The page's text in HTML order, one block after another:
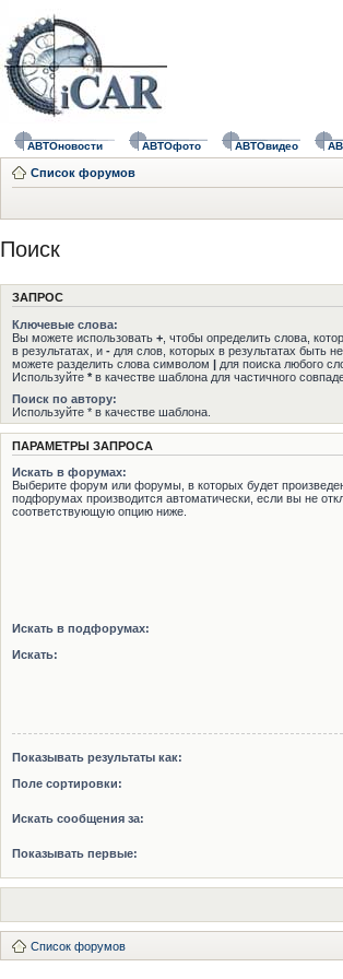
АВТОновости АВТОфото АВТОвидео
Список форумов
Поиск
ЗАПРОС
Ключевые слова:
Вы можете использовать + , чтобы определить слова,
в результатах, и - для слов, которых в результатах быть
можете разделить слова символом | для поиска любого
Используйте * в качестве шаблона для частичного
Поиск по автору:
Используйте * в качестве шаблона.
ПАРАМЕТРЫ ЗАПРОСА
Искать в форумах:
Выберите форум или форумы, в которых будет
подфорумах производится автоматически, если вы не
соответствующую опцию ниже.
Искать в подфорумах:
Искать:
Показывать результаты как:
Поле сортировки:
Искать сообщения за:
Показывать первые:
Список форумов